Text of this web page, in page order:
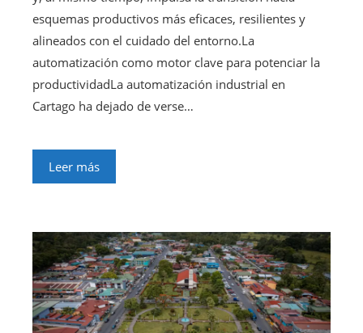
esquemas productivos más eficaces, resilientes y
alineados con el cuidado del entorno.La
automatización como motor clave para potenciar la
productividadLa automatización industrial en
Cartago ha dejado de verse…
Leer más